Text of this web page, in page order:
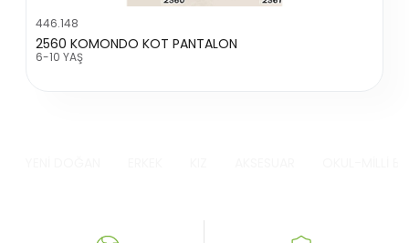
446.148
2560 KOMONDO KOT PANTALON
6-10 YAŞ